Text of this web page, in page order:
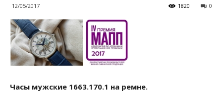
12/05/2017 0
1820
Часы мужские 1663.170.1 на ремне.